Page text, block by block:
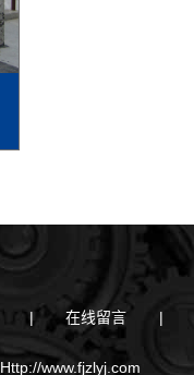
| 在线留言 |
Http://www.fjzlyj.com